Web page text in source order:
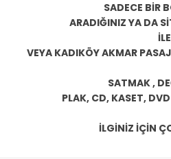
SADECE BİR
ARADIĞINIZ YA DA
VEYA KADIKÖY AKMAR
SATMAK ,
PLAK, CD, KASET,
İLGİNİZ İÇİN